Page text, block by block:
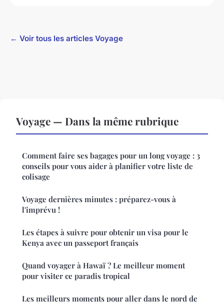
← Voir tous les articles Voyage
Voyage — Dans la même rubrique
Comment faire ses bagages pour un long voyage : 3
conseils pour vous aider à planifier votre liste de
colisage
Voyage dernières minutes : préparez-vous à
l'imprévu !
Les étapes à suivre pour obtenir un visa pour le
Kenya avec un passeport français
Quand voyager à Hawaï ? Le meilleur moment
pour visiter ce paradis tropical
Les meilleurs moments pour aller dans le nord de